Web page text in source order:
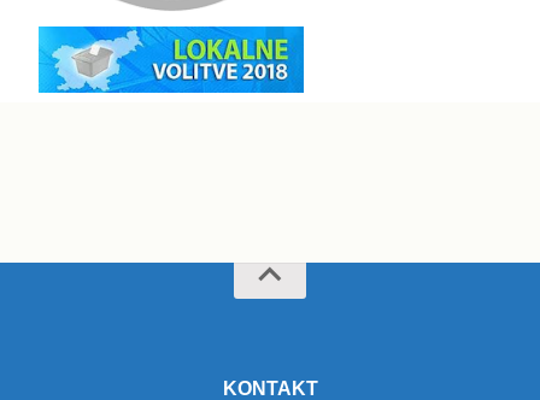
KONTAKT